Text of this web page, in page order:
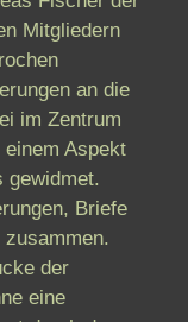
Mitgliedern
an die
im Zentrum
Aspekt
gewidmet.
Briefe
der
eine